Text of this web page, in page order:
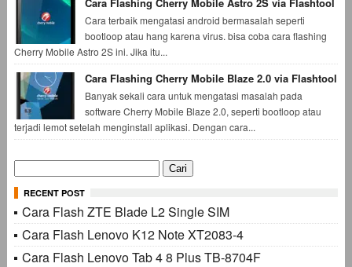
Cara terbaik mengatasi android bermasalah seperti
bootloop atau hang karena virus. bisa coba cara flashing
Cherry Mobile Astro 2S ini. Jika itu...
Cara Flashing Cherry Mobile Blaze 2.0 via Flashtool
Banyak sekali cara untuk mengatasi masalah pada
software Cherry Mobile Blaze 2.0, seperti bootloop atau
terjadi lemot setelah menginstall aplikasi. Dengan cara...
Cari
untuk:
RECENT POST
Cara Flash ZTE Blade L2 Single SIM
Cara Flash Lenovo K12 Note XT2083-4
Cara Flash Lenovo Tab 4 8 Plus TB-8704F